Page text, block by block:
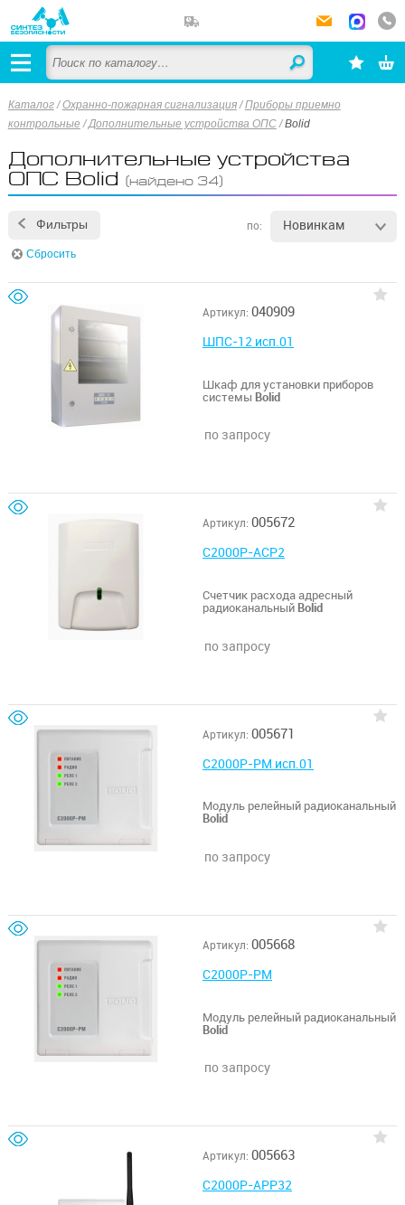
Каталог /Охранно-пожарная сигнализация /Приборы приемно
контрольные /Дополнительные устройства ОПС/Bolid
Дополнительные устройства
ОПС Bolid (найдено 34)
Фильтры по: Новинкам
Сбросить
Артикул: 040909
ШПС-12 исп.01
Шкаф для установки приборов
системы Bolid
по запросу
Артикул: 005672
С2000Р-АСР2
Счетчик расхода адресный
радиоканальный Bolid
по запросу
Артикул: 005671
С2000Р-РМ исп.01
Модуль релейный радиоканальный
Bolid
по запросу
Артикул: 005668
С2000Р-РМ
Модуль релейный радиоканальный
Bolid
по запросу
Артикул: 005663
С2000Р-АРР32